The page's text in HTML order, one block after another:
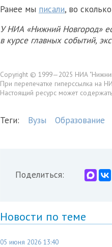
Ранее мы писали, во
У НИА «Нижний Новгород»
в курсе главных событий,
Copyright © 1999—2025 НИА
При перепечатке гиперссылка на
Настоящий ресурс может
Теги: Вузы Образование
Поделиться:
Новости по теме
05 июня 2026 13:40